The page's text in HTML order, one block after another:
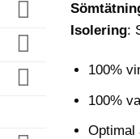
Isolering:
100%
100%
Optimal